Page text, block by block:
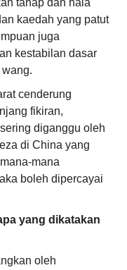
kaedah yang patut
juga
kestabilan dasar
cenderung
fikiran,
diganggu oleh
di China yang
mana
boleh dipercayai
yang dikatakan
oleh